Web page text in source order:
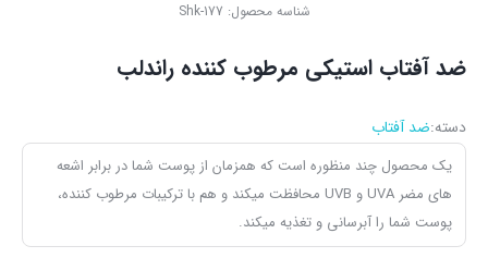
شناسه محصول: Shk-177
ضد آفتاب استیکی مرطوب کننده راندلب
دسته:ضد آفتاب
یک محصول چند منظوره است که همزمان از پوست شما در برابر اشعه‌
های مضر UVA و UVB محافظت میکند و هم با ترکیبات مرطوب کننده،
پوست شما را آبرسانی و تغذیه میکند.